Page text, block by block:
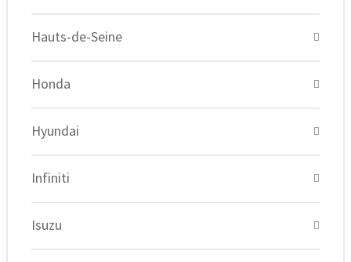
Hauts-de-Seine
Honda
Hyundai
Infiniti
Isuzu